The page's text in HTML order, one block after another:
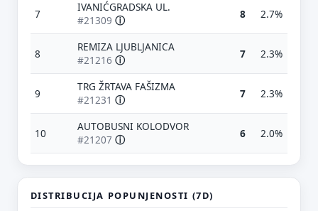
7
IVANIĆGRADSKA UL.
#21309 ⓘ 8 2.7%
8
REMIZA LJUBLJANICA
#21216 ⓘ 7 2.3%
9
TRG ŽRTAVA FAŠIZMA
#21231 ⓘ 7 2.3%
10
AUTOBUSNI KOLODVOR
#21207 ⓘ 6 2.0%
DISTRIBUCIJA POPUNJENOSTI (7D)
Predloži poboljšanje ove stranice
Što bi ti ovdje bilo korisno? Koje pitanje želiš da ova
usporediti?”)